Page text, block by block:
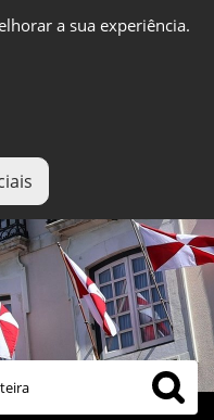
a sua experiência.